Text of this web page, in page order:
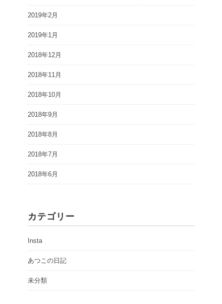
2019年2月
2019年1月
2018年12月
2018年11月
2018年10月
2018年9月
2018年8月
2018年7月
2018年6月
カテゴリー
Insta
あつこの日記
未分類